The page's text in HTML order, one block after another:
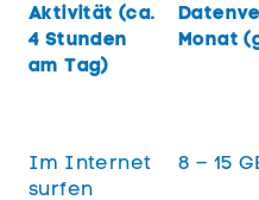
Aktivität (ca.
4 Stunden
am Tag)
Monat
Im Internet
surfen
8 – 15